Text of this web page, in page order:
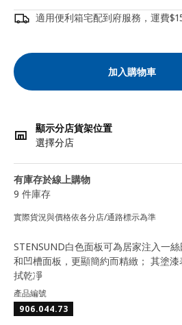
適用便利箱宅配到府服務，運費
加入購物車
顯示分店貨架位置
選擇分店
有庫存於線上購物
9 件庫存
實際貨況與價格依各分店/通路標示為準
STENSUND白色面板可為居家注入一
和凹槽面板，更顯簡約而精緻； 其塗
拭乾凈
產品編號
906.044.73